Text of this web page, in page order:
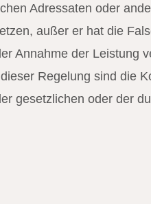
Adressaten oder
außer er hat die
Annahme der Leistung
Regelung sind die
gesetzlichen oder der